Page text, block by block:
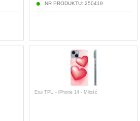
NR PRODUKTU: 250419
Etui TPU - iPhone 14 - Miłość